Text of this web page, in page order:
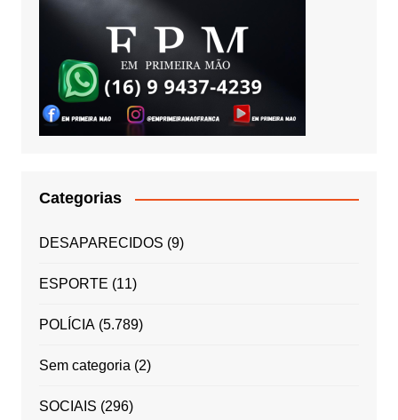
Categorias
DESAPARECIDOS (9)
ESPORTE (11)
POLÍCIA(5.789)
Sem categoria(2)
SOCIAIS (296)